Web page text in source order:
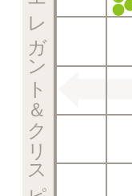
エレガント＆クリスピー